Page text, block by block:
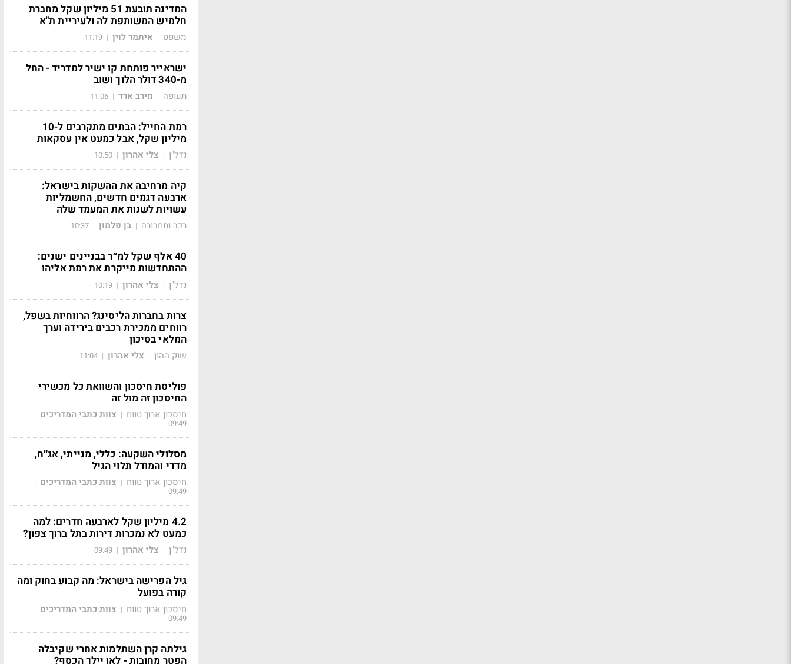
המדינה תובעת 51 מיליון שקל מחברת
חלמיש המשותפת לה ולעיריית ת"א
משפט | איתמר לוין |
11:19
ישראייר פותחת קו ישיר למדריד - החל
מ-340 דולר הלוך ושוב
תעופה | מירב ארד |
11:06
רמת החייל: הבתים מתקרבים ל-10
מיליון שקל, אבל כמעט אין עסקאות
נדל"ן | צלי אהרון |
10:50
קיה מרחיבה את ההשקות בישראל:
ארבעה דגמים חדשים, החשמליות
עשויות לשנות את המעמד שלה
רכב ותחבורה | בן פלמון |
10:37
40 אלף שקל למ״ר בבניינים ישנים:
ההתחדשות מייקרת את רמת אליהו
נדל"ן | צלי אהרון |
10:19
צרות בחברות הליסינג? הרווחיות בשפל,
רווחים ממכירת רכבים בירידה וערך
המלאי בסיכון
שוק ההון | צלי אהרון |
11:04
פוליסת חיסכון והשוואת כל מכשירי
החיסכון זה מול זה
חיסכון ארוך טווח | צוות כתבי המדריכים |
09:49
מסלולי השקעה: כללי, מנייתי, אג״ח,
מדדי והמודל תלוי הגיל
חיסכון ארוך טווח | צוות כתבי המדריכים |
09:49
4.2 מיליון שקל לארבעה חדרים: למה
כמעט לא נמכרות דירות בתל ברוך צפון?
נדל"ן | צלי אהרון |
09:49
גיל הפרישה בישראל: מה קבוע בחוק ומה
קורה בפועל
חיסכון ארוך טווח | צוות כתבי המדריכים |
09:49
גילתה קרן השתלמות אחרי שקיבלה
הפטר מחובות - לאן יילך הכסף?